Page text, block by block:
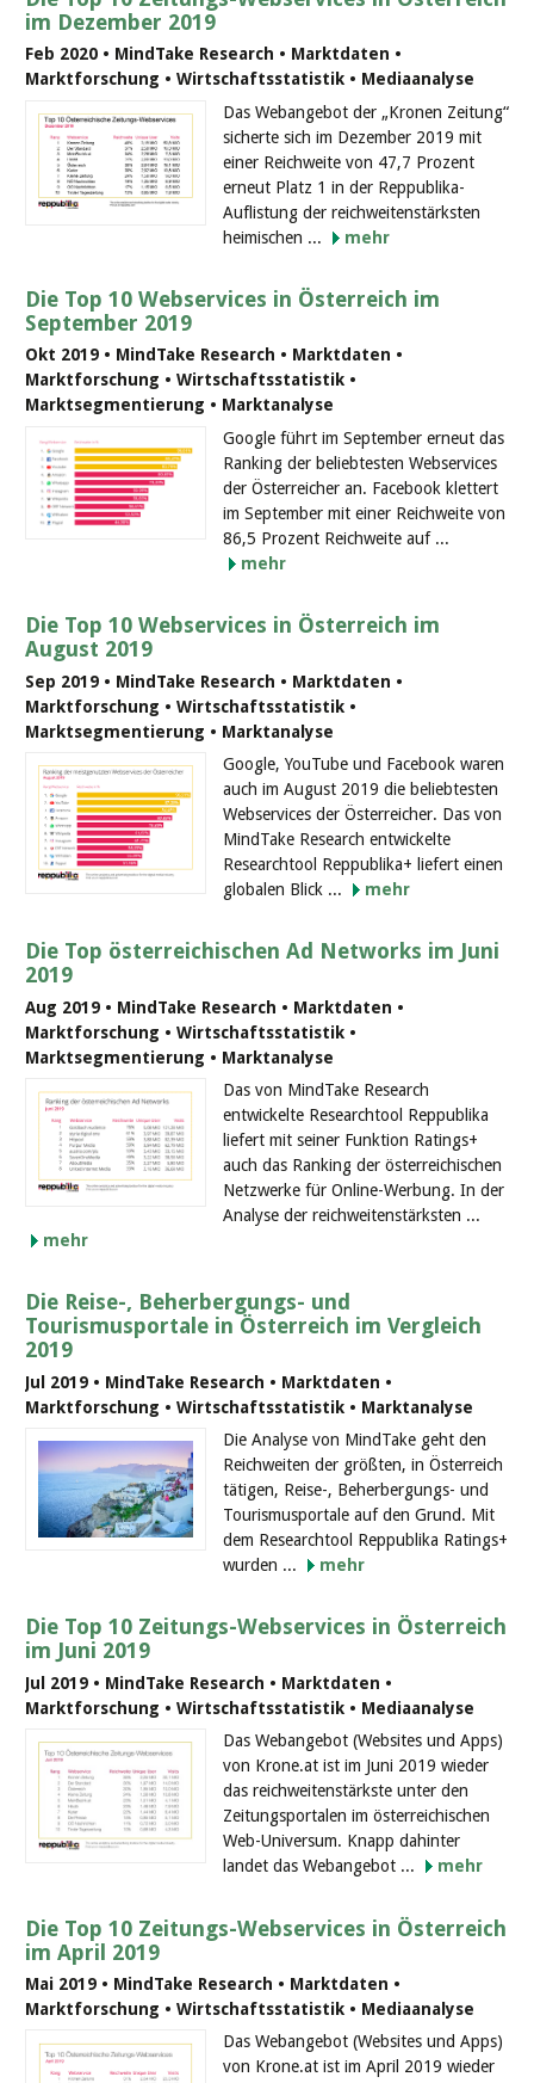
im Dezember 2019
Feb 2020 • MindTake Research • Marktdaten •
Marktforschung • Wirtschaftsstatistik • Mediaanalyse
Das Webangebot der „Kronen Zeitung“
sicherte sich im Dezember 2019 mit
einer Reichweite von 47,7 Prozent
erneut Platz 1 in der Reppublika-
Auflistung der reichweitenstärksten
heimischen ...
mehr
Die Top 10 Webservices in Österreich im
September 2019
Okt 2019 • MindTake Research • Marktdaten •
Marktforschung • Wirtschaftsstatistik •
Marktsegmentierung • Marktanalyse
Google führt im September erneut das
Ranking der beliebtesten Webservices
der Österreicher an. Facebook klettert
im September mit einer Reichweite von
86,5 Prozent Reichweite auf ...
mehr
Die Top 10 Webservices in Österreich im
August 2019
Sep 2019 • MindTake Research • Marktdaten •
Marktforschung • Wirtschaftsstatistik •
Marktsegmentierung • Marktanalyse
Google, YouTube und Facebook waren
auch im August 2019 die beliebtesten
Webservices der Österreicher. Das von
MindTake Research entwickelte
Researchtool Reppublika+ liefert einen
globalen Blick ...
mehr
Die Top österreichischen Ad Networks im Juni
2019
Aug 2019 • MindTake Research • Marktdaten •
Marktforschung • Wirtschaftsstatistik •
Marktsegmentierung • Marktanalyse
Das von MindTake Research
entwickelte Researchtool Reppublika
liefert mit seiner Funktion Ratings+
auch das Ranking der österreichischen
Netzwerke für Online-Werbung. In der
Analyse der reichweitenstärksten ...
mehr
Die Reise-, Beherbergungs- und
Tourismusportale in Österreich im Vergleich
2019
Jul 2019 • MindTake Research • Marktdaten •
Marktforschung • Wirtschaftsstatistik • Marktanalyse
Die Analyse von MindTake geht den
Reichweiten der größten, in Österreich
tätigen, Reise-, Beherbergungs- und
Tourismusportale auf den Grund. Mit
dem Researchtool Reppublika Ratings+
wurden ...
mehr
Die Top 10 Zeitungs-Webservices in Österreich
im Juni 2019
Jul 2019 • MindTake Research • Marktdaten •
Marktforschung • Wirtschaftsstatistik • Mediaanalyse
Das Webangebot (Websites und Apps)
von Krone.at ist im Juni 2019 wieder
das reichweitenstärkste unter den
Zeitungsportalen im österreichischen
Web-Universum. Knapp dahinter
landet das Webangebot ...
mehr
Die Top 10 Zeitungs-Webservices in Österreich
im April 2019
Mai 2019 • MindTake Research • Marktdaten •
Marktforschung • Wirtschaftsstatistik • Mediaanalyse
Das Webangebot (Websites und Apps)
von Krone.at ist im April 2019 wieder